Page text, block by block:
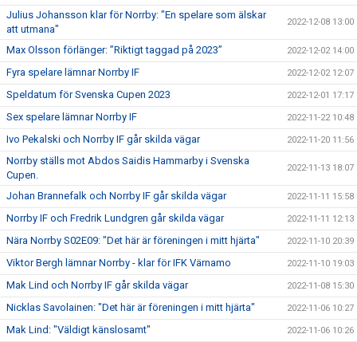
Julius Johansson klar för Norrby: "En spelare som älskar
att utmana"
2022-12-08 13:00
Max Olsson förlänger: ”Riktigt taggad på 2023” 2022-12-02 14:00
Fyra spelare lämnar Norrby IF 2022-12-02 12:07
Speldatum för Svenska Cupen 2023 2022-12-01 17:17
Sex spelare lämnar Norrby IF 2022-11-22 10:48
Ivo Pekalski och Norrby IF går skilda vägar 2022-11-20 11:56
Norrby ställs mot Abdos Saidis Hammarby i Svenska
Cupen.
2022-11-13 18:07
Johan Brannefalk och Norrby IF går skilda vägar 2022-11-11 15:58
Norrby IF och Fredrik Lundgren går skilda vägar 2022-11-11 12:13
Nära Norrby S02E09: "Det här är föreningen i mitt hjärta" 2022-11-10 20:39
Viktor Bergh lämnar Norrby - klar för IFK Värnamo 2022-11-10 19:03
Mak Lind och Norrby IF går skilda vägar 2022-11-08 15:30
Nicklas Savolainen: "Det här är föreningen i mitt hjärta" 2022-11-06 10:27
Mak Lind: "Väldigt känslosamt" 2022-11-06 10:26